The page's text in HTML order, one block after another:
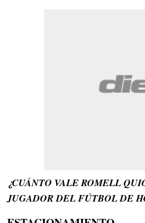
¿CUÁNTO VALE ROMELL
JUGADOR DEL FÚTBOL DE